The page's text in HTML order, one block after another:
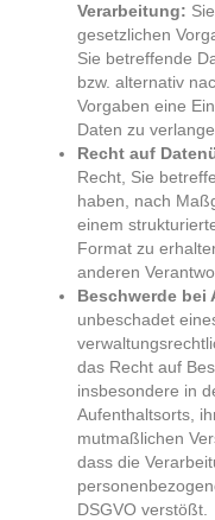
Verarbeitung:
gesetzlichen
Sie betreffende
bzw. alternativ
Vorgaben eine
Daten zu
Recht auf
Recht, Sie
haben, nach
einem
Format zu
anderen
Beschwerde bei
unbeschadet
das Recht auf
insbesondere in
Aufenthaltsorts,
mutmaßlichen
dass die
DSGVO verstößt.